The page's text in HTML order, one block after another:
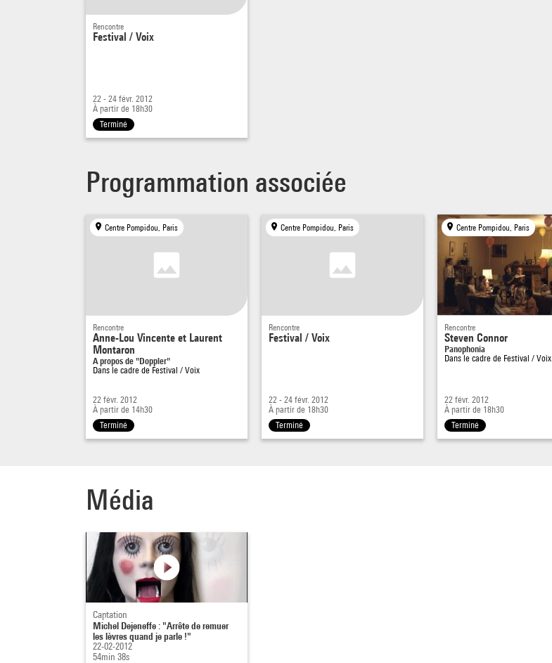
Rencontre
Festival / Voix
22 - 24 févr. 2012
À partir de 18h30
Terminé
Programmation associée
Centre Pompidou, Paris
Rencontre
Anne-Lou Vincente et Laurent
Montaron
A propos de "Doppler"
Dans le cadre deFestival / Voix
22 févr. 2012
À partir de 14h30
Terminé
Centre Pompidou, Paris
Rencontre
Festival / Voix
22 - 24 févr. 2012
À partir de 18h30
Terminé
Centre Pompidou, Paris
Rencontre
Steven Connor
Panophonia
Dans le cadre de Festival / Voix
22 févr. 2012
À partir de 18h30
Terminé
Média
Captation
Michel Dejeneffe : "Arrête de remuer
les lèvres quand je parle !"
22-02-2012
54min 38s